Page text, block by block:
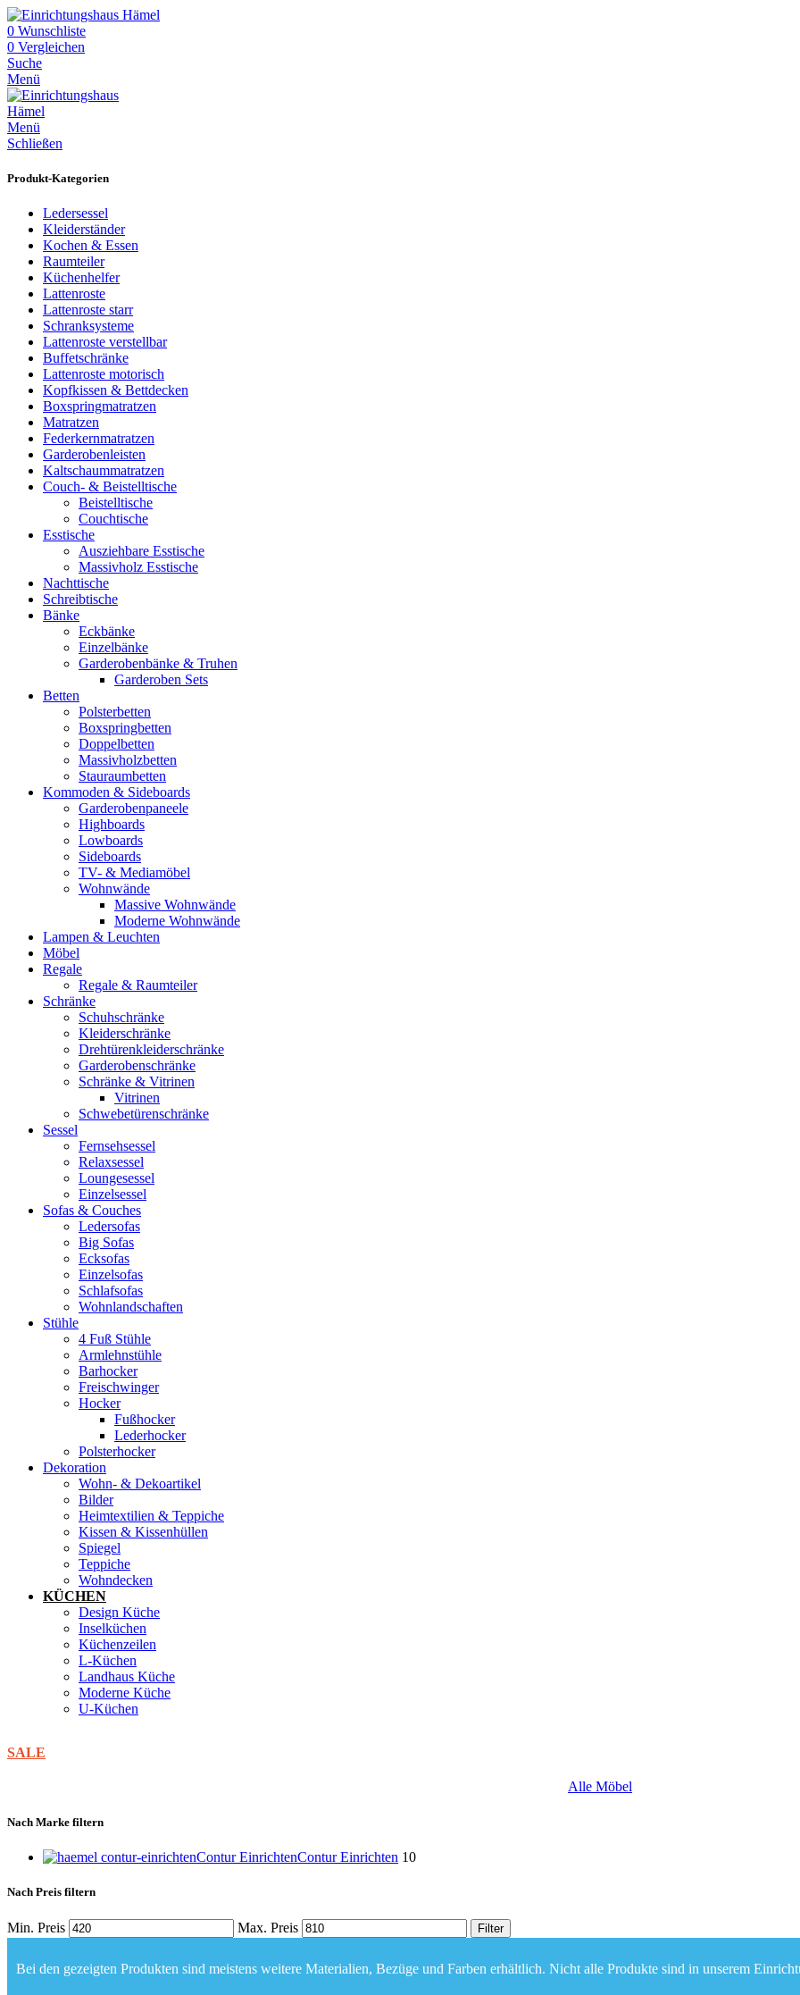
0 Wunschliste
0 Vergleichen
Suche
Menü
Menü
Schließen
Produkt-Kategorien
Ledersessel
Kleiderständer
Kochen & Essen
Raumteiler
Küchenhelfer
Lattenroste
Lattenroste starr
Schranksysteme
Lattenroste verstellbar
Buffetschränke
Lattenroste motorisch
Kopfkissen & Bettdecken
Boxspringmatratzen
Matratzen
Federkernmatratzen
Garderobenleisten
Kaltschaummatratzen
Couch- & Beistelltische
Beistelltische
Couchtische
Esstische
Ausziehbare Esstische
Massivholz Esstische
Nachttische
Schreibtische
Bänke
Eckbänke
Einzelbänke
Garderobenbänke & Truhen
Garderoben Sets
Betten
Polsterbetten
Boxspringbetten
Doppelbetten
Massivholzbetten
Stauraumbetten
Kommoden & Sideboards
Garderobenpaneele
Highboards
Lowboards
Sideboards
TV- & Mediamöbel
Wohnwände
Massive Wohnwände
Moderne Wohnwände
Lampen & Leuchten
Möbel
Regale
Regale & Raumteiler
Schränke
Schuhschränke
Kleiderschränke
Drehtürenkleiderschränke
Garderobenschränke
Schränke & Vitrinen
Vitrinen
Schwebetürenschränke
Sessel
Fernsehsessel
Relaxsessel
Loungesessel
Einzelsessel
Sofas & Couches
Ledersofas
Big Sofas
Ecksofas
Einzelsofas
Schlafsofas
Wohnlandschaften
Stühle
4 Fuß Stühle
Armlehnstühle
Barhocker
Freischwinger
Hocker
Fußhocker
Lederhocker
Polsterhocker
Dekoration
Wohn- & Dekoartikel
Bilder
Heimtextilien & Teppiche
Kissen & Kissenhüllen
Spiegel
Teppiche
Wohndecken
KÜCHEN
Design Küche
Inselküchen
Küchenzeilen
L-Küchen
Landhaus Küche
Moderne Küche
U-Küchen
SALE
Alle Möbel
Nach Marke filtern
Contur EinrichtenContur Einrichten 10
Nach Preis filtern
Min. Preis Max. Preis Filter
Bei den gezeigten Produkten sind meistens weitere Materialien, Bezüge und Farben erhältlich. Nicht alle Produkte sind in unserem